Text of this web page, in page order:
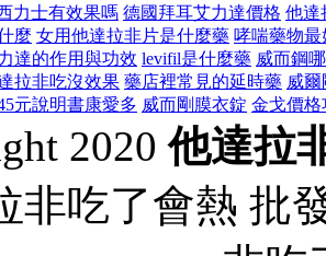
力士有效果嗎 德國拜耳艾力達價格 他達
麼 女用他達拉非片是什麼藥 哮喘藥物
達的作用與功效 levifil是什麼藥 威而鋼
拉非吃沒效果 藥店裡常見的延時藥 威
元說明書康愛多 威而剛膜衣錠 金戈價格
2020他達拉
非吃了會熱 批